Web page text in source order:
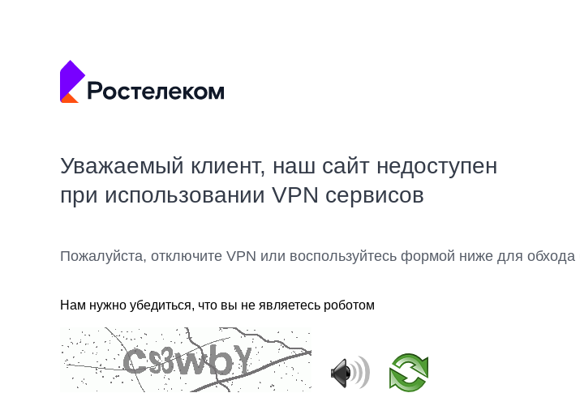
Уважаемый клиент, наш сайт недоступен
при использовании VPN сервисов
Пожалуйста, отключите VPN или воспользуйтесь формой ниже для обхода
Нам нужно убедиться, что вы не являетесь роботом